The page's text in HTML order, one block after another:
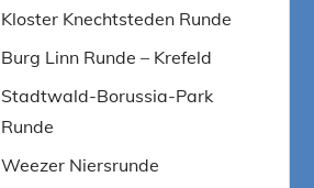
Kloster Knechtsteden Runde
Burg Linn Runde – Krefeld
Stadtwald-Borussia-Park
Runde
Weezer Niersrunde